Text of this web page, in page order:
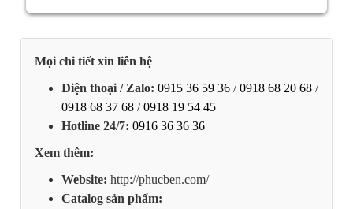
Mọi chi tiết xin liên hệ
Điện thoại / Zalo: 0915 36 59 36 /0918 68 20 68 /
0918 68 37 68 /0918 19 54 45
Hotline 24/7: 0916 36 36 36
Xem thêm:
Website: http://phucben.com/
Catalog sản phẩm: